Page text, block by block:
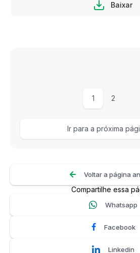
Baixar
1 2
Ir para a próxima
Voltar a página
Compartilhe essa
Whatsapp
Facebook
Linkedin